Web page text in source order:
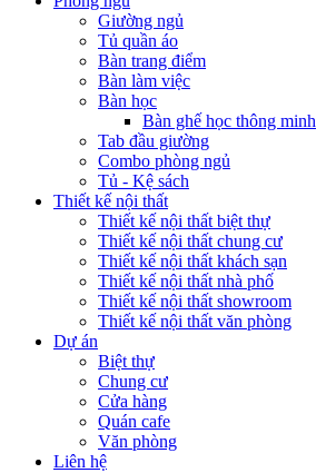
Giường ngủ
Tủ quần áo
Bàn trang điểm
Bàn làm việc
Bàn học
Bàn ghế học thông minh
Tab đầu giường
Combo phòng ngủ
Tủ - Kệ sách
Thiết kế nội thất
Thiết kế nội thất biệt thự
Thiết kế nội thất chung cư
Thiết kế nội thất khách sạn
Thiết kế nội thất nhà phố
Thiết kế nội thất showroom
Thiết kế nội thất văn phòng
Dự án
Biệt thự
Chung cư
Cửa hàng
Quán cafe
Văn phòng
Liên hệ